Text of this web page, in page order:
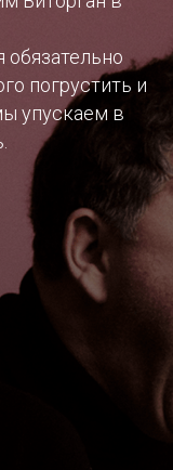
обязательно
погрустить и
упускаем в